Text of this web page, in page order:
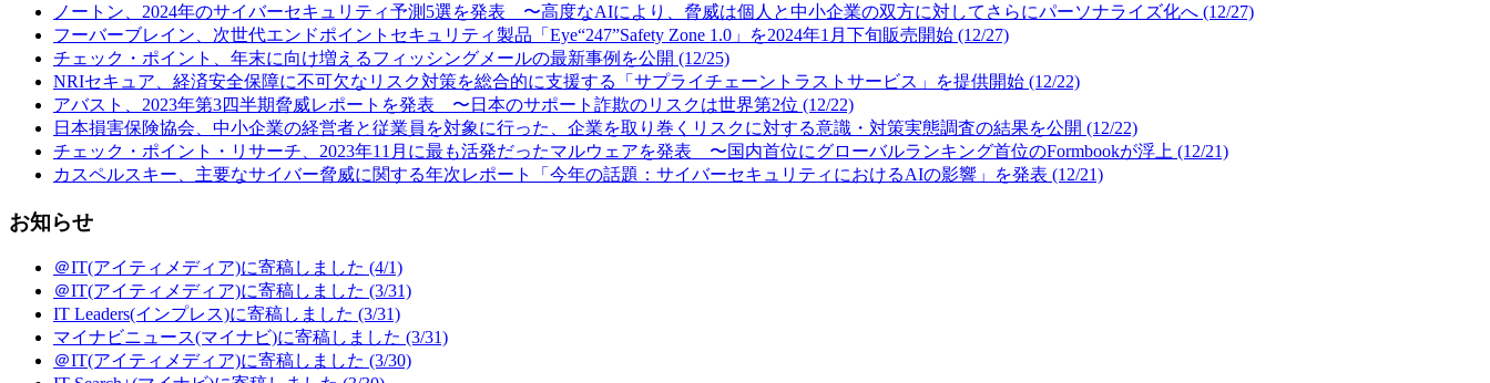
ノートン、2024年のサイバーセキュリティ予測5選を発表 〜高度なAIにより、脅威は個人と中小企業の双方に対してさらにパーソナライズ化へ (12/27)
フーバーブレイン、次世代エンドポイントセキュリティ製品「Eye“247”Safety Zone 1.0」を2024年1月下旬販売開始 (12/27)
チェック・ポイント、年末に向け増えるフィッシングメールの最新事例を公開 (12/25)
NRIセキュア、経済安全保障に不可欠なリスク対策を総合的に支援する「サプライチェーントラストサービス」を提供開始 (12/22)
アバスト、2023年第3四半期脅威レポートを発表 〜日本のサポート詐欺のリスクは世界第2位 (12/22)
日本損害保険協会、中小企業の経営者と従業員を対象に行った、企業を取り巻くリスクに対する意識・対策実態調査の結果を公開 (12/22)
チェック・ポイント・リサーチ、2023年11月に最も活発だったマルウェアを発表 〜国内首位にグローバルランキング首位のFormbookが浮上 (12/21)
カスペルスキー、主要なサイバー脅威に関する年次レポート「今年の話題：サイバーセキュリティにおけるAIの影響」を発表 (12/21)
お知らせ
＠IT(アイティメディア)に寄稿しました (4/1)
＠IT(アイティメディア)に寄稿しました (3/31)
IT Leaders(インプレス)に寄稿しました (3/31)
マイナビニュース(マイナビ)に寄稿しました (3/31)
＠IT(アイティメディア)に寄稿しました (3/30)